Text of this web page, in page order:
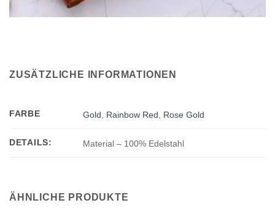
ZUSÄTZLICHE INFORMATIONEN
FARBE Gold Rainbow Red Rose Gold
DETAILS: Material – 100% Edelstahl
ÄHNLICHE PRODUKTE